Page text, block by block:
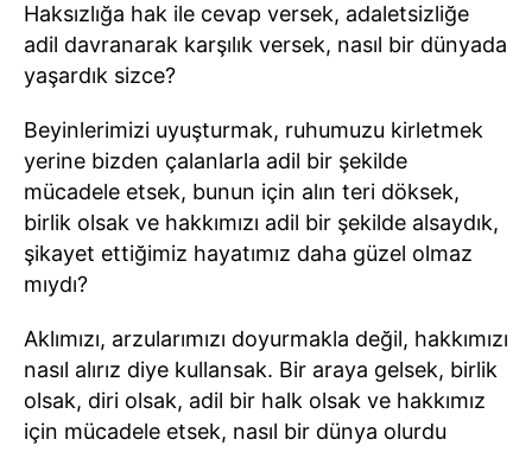
Haksızlığa hak ile cevap versek, adaletsizliğe
adil davranarak karşılık versek, nasıl bir dünyada
yaşardık sizce?
Beyinlerimizi uyuşturmak, ruhumuzu kirletmek
yerine bizden çalanlarla adil bir şekilde
mücadele etsek, bunun için alın teri döksek,
birlik olsak ve hakkımızı adil bir şekilde alsaydık,
şikayet ettiğimiz hayatımız daha güzel olmaz
mıydı?
Aklımızı, arzularımızı doyurmakla değil, hakkımızı
nasıl alırız diye kullansak. Bir araya gelsek, birlik
olsak, diri olsak, adil bir halk olsak ve hakkımız
için mücadele etsek, nasıl bir dünya olurdu